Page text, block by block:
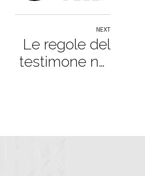
CASSAZIONE
ALLA
CANNABIS
LIGHT
NEXT
Le regole del
testimone nel